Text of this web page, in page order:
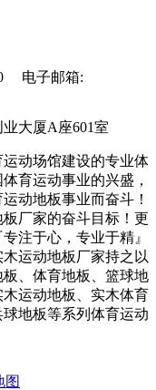
电子邮箱:
大厦A座601室
动场馆建设的专业体
育运动事业的兴盛，
动地板事业而奋斗！
板厂家的奋斗目标！更
注于心，专业于精』
运动地板厂家持之以
、体育地板、篮球地
运动地板、实木体育
地板等系列体育运动
图